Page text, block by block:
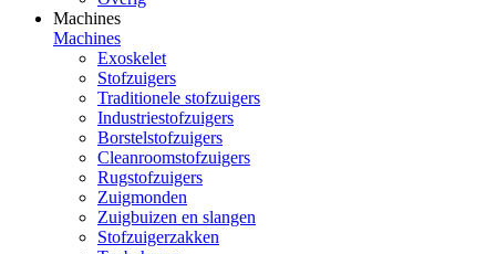
Machines
Machines
Exoskelet
Stofzuigers
Traditionele stofzuigers
Industriestofzuigers
Borstelstofzuigers
Cleanroomstofzuigers
Rugstofzuigers
Zuigmonden
Zuigbuizen en slangen
Stofzuigerzakken